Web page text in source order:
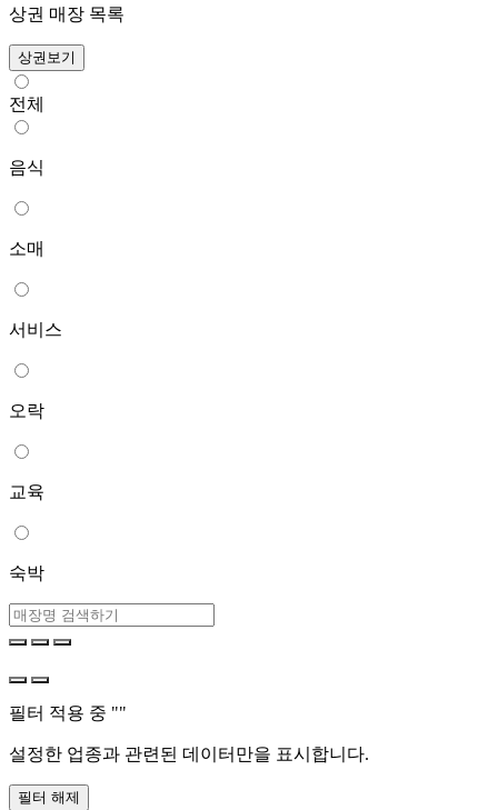
상권 매장 목록
상권보기
전체
음식
소매
서비스
오락
교육
숙박
필터 적용 중 ""
설정한 업종과 관련된 데이터만을 표시합니다.
필터 해제